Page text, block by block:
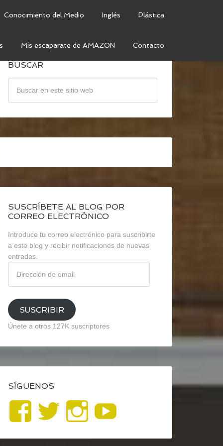
Conocimiento del Medio Inglés Plástica
Mis escaparate de AMAZON Contacto
BUSCAR
SUSCRÍBETE AL BLOG POR
CORREO ELECTRÓNICO
Introduce tu correo electrónico para suscribirte
a este blog y recibir notificaciones de nuevas
entradas.
email
SUSCRIBIR
Únete a otros 127K suscriptores
SÍGUENOS
Ver
perfil
Ver
perfil
Ver
perfil